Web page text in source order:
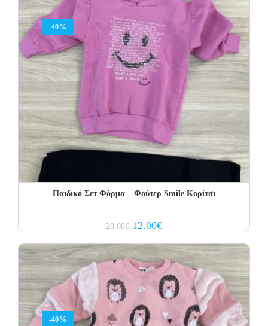
-40%
Παιδικό Σετ Φόρμα – Φούτερ Smile Κορίτσι
20.00€ Original
price
20.00€.
12.00€Current
price
12.00€.
-40%